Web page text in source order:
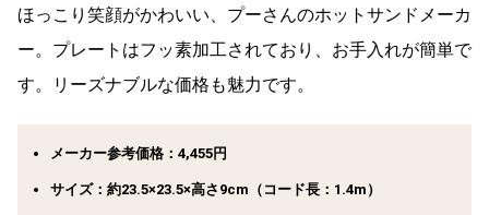
ほっこり笑顔がかわいい、プーさんのホットサンドメーカ
ー。プレートはフッ素加工されており、お手入れが簡単で
す。リーズナブルな価格も魅力です。
メーカー参考価格：4,455円
サイズ：約23.5×23.5×高さ9cm（コード長：1.4m）